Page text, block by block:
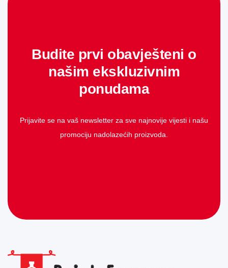
Budite prvi obavješteni o
našim ekskluzivnim
ponudama
Prijavite se na vaš newsletter za sve najnovije vijesti i našu
promociju nadolazećih proizvoda.